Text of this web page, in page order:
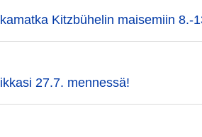
Kitzbühelin maisemiin 8.-
27.7. mennessä!